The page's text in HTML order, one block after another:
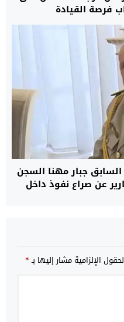
فرصة القيادة
السابق جبار مهنا السجن
عن صراع نفوذ داخل
الإلزامية مشار إليها بـ*